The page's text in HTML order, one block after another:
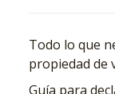
Todo lo que
propiedad de
Guía para